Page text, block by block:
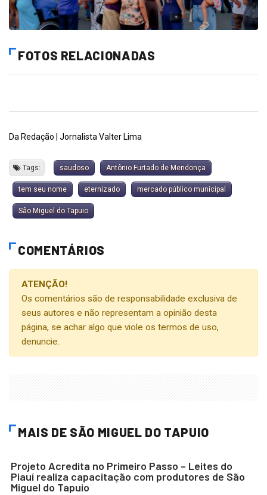
FOTOS RELACIONADAS
Da Redação | Jornalista Valter Lima
Tags: saudoso Antônio Furtado de Mendonça
tem seu nome eternizado mercado público municipal
São Miguel do Tapuio
COMENTÁRIOS
ATENÇÃO!
Os comentários são de responsabilidade exclusiva de
seus autores e não representam a opinião desta
página, se achar algo que viole os termos de uso,
denuncie.
MAIS DE SÃO MIGUEL DO TAPUIO
Projeto Acredita no Primeiro Passo – Leites do
Piauí realiza capacitação com produtores de São
Miguel do Tapuio